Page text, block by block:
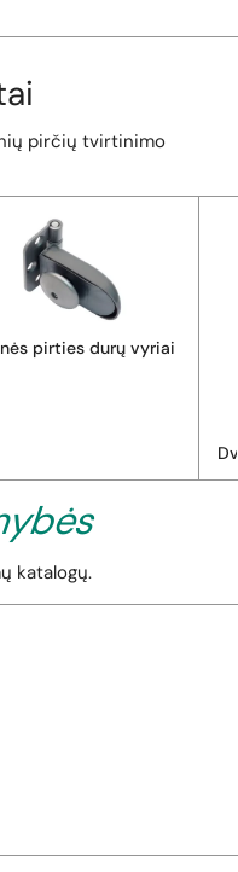
pirčių tvirtinimo
pirties durų vyriai
katalogų.